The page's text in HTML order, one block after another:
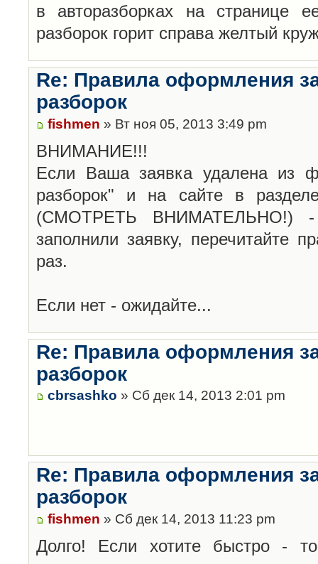
в авторазборках на странице
разборок горит справа желтый
Re: Правила оформления
разборок
fishmen » Вт ноя 05, 2013 3:49 pm
ВНИМАНИЕ!!!
Если Ваша заявка удалена из
разборок" и на сайте в
(СМОТРЕТЬ ВНИМАТЕЛЬНО!)
заполнили заявку, перечитайте
раз.
Если нет - ожидайте...
Re: Правила оформления
разборок
cbrsashko » Сб дек 14, 2013 2:01 pm
Re: Правила оформления
разборок
fishmen » Сб дек 14, 2013 11:23 pm
Долго! Если хотите быстро -